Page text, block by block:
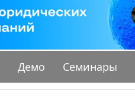
Демо Семинары